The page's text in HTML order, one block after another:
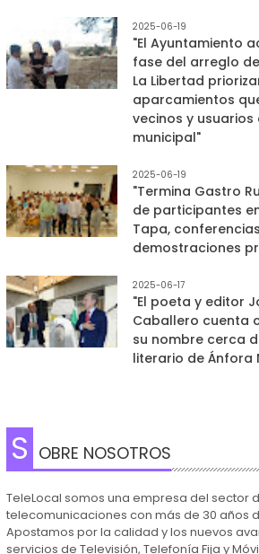
2025-06-19
"El Ayuntamiento
fase del arreglo
La Libertad
aparcamientos
vecinos y usuarios
municipal"
2025-06-19
"Termina Gastro
de participantes
Tapa,
demostraciones
2025-06-17
"El poeta y editor
Caballero cuenta
su nombre cerca
literario de Ánfora
S OBRE NOSOTROS
TeleLocal somos una empresa del sector
telecomunicaciones con más de 30 años
Apostamos por la calidad y los nuevos
servicios de Televisión, Telefonía Fija y